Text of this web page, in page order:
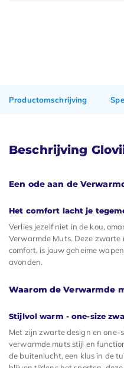
Productomschrijving
Beschrijving
Een ode aan de
Het comfort lacht je
Verlies jezelf niet in de kou,
Verwarmde Muts. Deze
comfort, is jouw geheime
avonden.
Waarom de Verwarmde
Stijlvol warm - one-size
Met zijn zwarte design en one-
verwarmde muts stijl en
de buitenlucht, een klus in de